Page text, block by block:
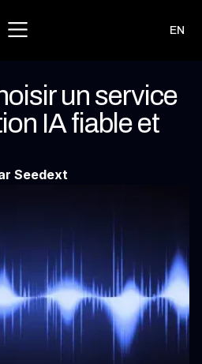
EN
un service
IA fiable et
Seedext